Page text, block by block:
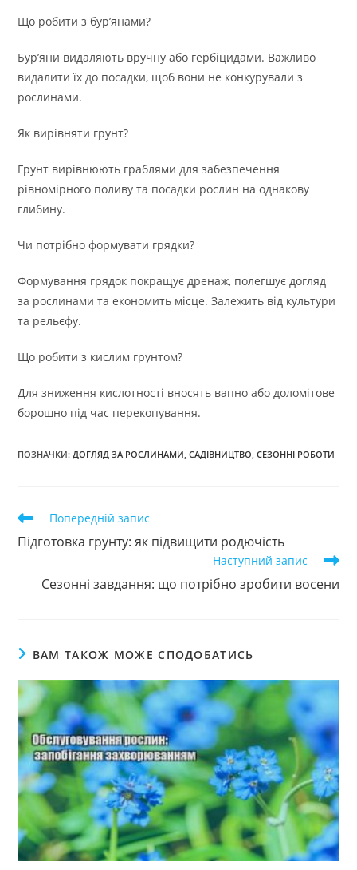
Що робити з бур’янами?
Бур’яни видаляють вручну або гербіцидами. Важливо
видалити їх до посадки, щоб вони не конкурували з
рослинами.
Як вирівняти грунт?
Грунт вирівнюють граблями для забезпечення
рівномірного поливу та посадки рослин на однакову
глибину.
Чи потрібно формувати грядки?
Формування грядок покращує дренаж, полегшує догляд
за рослинами та економить місце. Залежить від культури
та рельєфу.
Що робити з кислим грунтом?
Для зниження кислотності вносять вапно або доломітове
борошно під час перекопування.
ПОЗНАЧКИ:ДОГЛЯД ЗА РОСЛИНАМИ, САДІВНИЦТВО, СЕЗОННІ РОБОТИ
Прочитати
статей
Попередній запис
Підготовка грунту: як підвищити родючість
Наступний запис
Сезонні завдання: що потрібно зробити восени
ВАМ ТАКОЖ МОЖЕ СПОДОБАТИСЬ